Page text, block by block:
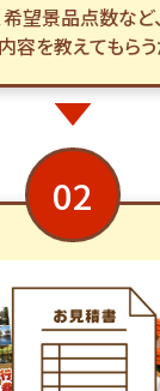
望景品点数など
容を教えてもら
02